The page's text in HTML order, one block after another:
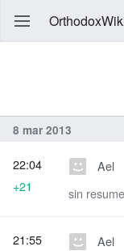
8 mar 2013
Ael
sin
22:04
+21
Ael
21:55